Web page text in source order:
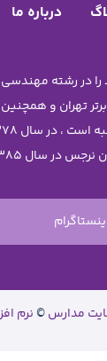
درباره ما
تهران و
مدارس©نرم